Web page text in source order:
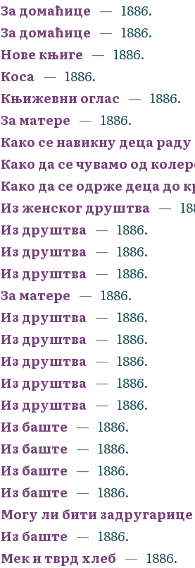
За домаћице
1886.
За домаћице
1886.
Нове књиге
1886.
Коса
1886.
Књижевни оглас
1886.
За матере
1886.
Како се навикну деца
Како да се чувамо од
Како да се одрже деца до
Из женског друштва
Из друштва
1886.
Из друштва
1886.
Из друштва
1886.
За матере
1886.
Из друштва
1886.
Из друштва
1886.
Из друштва
1886.
Из друштва
1886.
Из друштва
1886.
Из баште
1886.
Из баште
1886.
Из баште
1886.
Из баште
1886.
Могу ли бити
Из баште
1886.
Мек и тврд хлеб
1886.